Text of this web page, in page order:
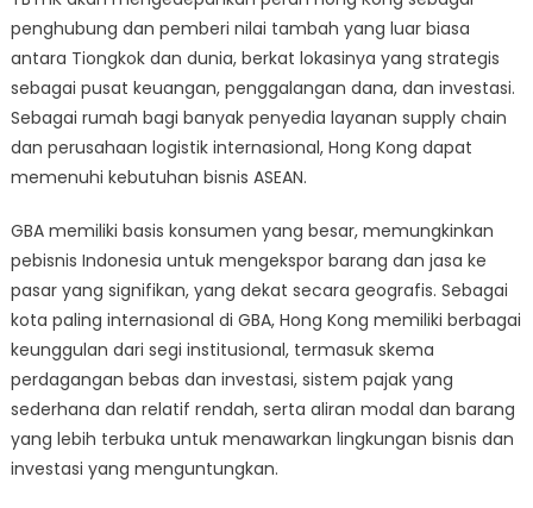
penghubung dan pemberi nilai tambah yang luar biasa
antara Tiongkok dan dunia, berkat lokasinya yang strategis
sebagai pusat keuangan, penggalangan dana, dan investasi.
Sebagai rumah bagi banyak penyedia layanan supply chain
dan perusahaan logistik internasional, Hong Kong dapat
memenuhi kebutuhan bisnis ASEAN.
GBA memiliki basis konsumen yang besar, memungkinkan
pebisnis Indonesia untuk mengekspor barang dan jasa ke
pasar yang signifikan, yang dekat secara geografis. Sebagai
kota paling internasional di GBA, Hong Kong memiliki berbagai
keunggulan dari segi institusional, termasuk skema
perdagangan bebas dan investasi, sistem pajak yang
sederhana dan relatif rendah, serta aliran modal dan barang
yang lebih terbuka untuk menawarkan lingkungan bisnis dan
investasi yang menguntungkan.